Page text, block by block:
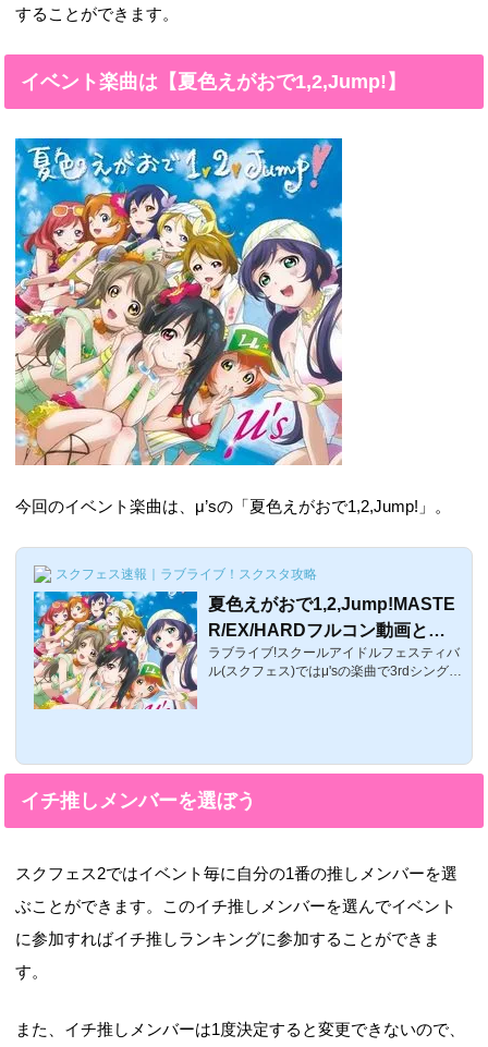
することができます。
イベント楽曲は【夏色えがおで1,2,Jump!】
今回のイベント楽曲は、μ’sの「夏色えがおで1,2,Jump!」。
スクフェス速報｜ラブライブ！スクスタ攻略
夏色えがおで1,2,Jump!MASTE
R/EX/HARDフルコン動画と譜
面攻略【ラブライブ！スクフェ
ス】
ラブライブ!スクールアイドルフェスティバ
ル(スクフェス)ではμ'sの楽曲で3rdシングル
えがおで1,2,Jump!」基本情報曲名難易度総
1,2,Jump!」＜スマイル＞EASY851NORM
楽曲になるため、μ'sのメンバーに1.1倍(1
イチ推しメンバーを選ぼう
スクフェス2ではイベント毎に自分の1番の推しメンバーを選
ぶことができます。このイチ推しメンバーを選んでイベント
に参加すればイチ推しランキングに参加することができま
す。
また、イチ推しメンバーは1度決定すると変更できないので、